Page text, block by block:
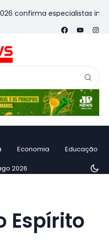
especialistas
Economia Educação
2026
Espírito